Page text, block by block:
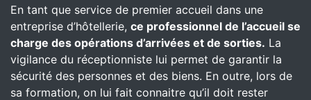
En tant que service de premier accueil dans une
entreprise d’hôtellerie, ce professionnel de l’accueil se
charge des opérations d’arrivées et de sorties. La
vigilance du réceptionniste lui permet de garantir la
sécurité des personnes et des biens. En outre, lors de
sa formation, on lui fait connaitre qu’il doit rester